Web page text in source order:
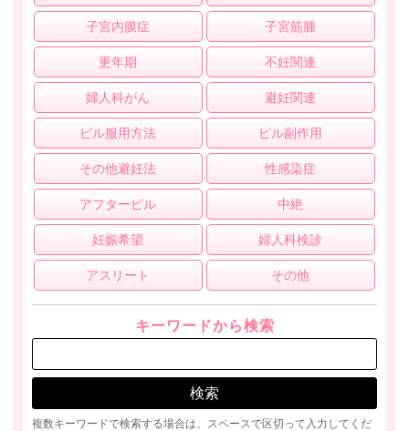
子宮内膜症 子宮筋腫
更年期 不妊関連
婦人科がん 避妊関連
ピル服用方法 ピル副作用
その他避妊法 性感染症
アフターピル 中絶
妊娠希望 婦人科検診
アスリート その他
キーワードから検索
複数キーワードで検索する場合は、スペースで区切って入力してくだ